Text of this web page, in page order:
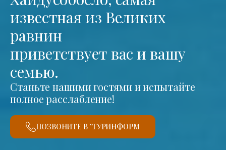
известная из Великих
равнин
приветствует вас и вашу
семью.
Станьте нашими гостями и испытайте
полное расслабление!
ПОЗВОНИТЕ В "ТУРИНФОРМ